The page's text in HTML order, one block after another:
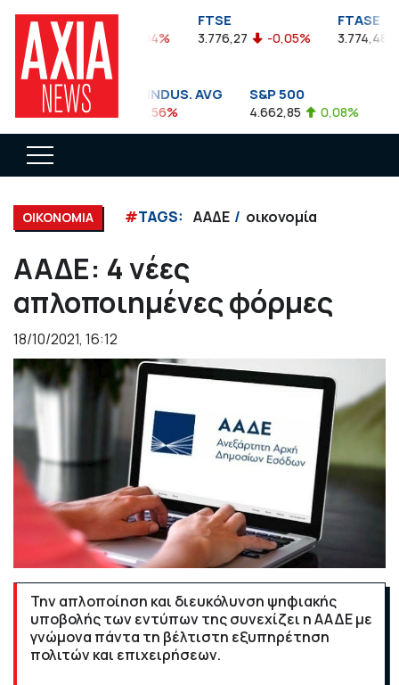
FTSEA
899,47 -0,04%
FTSE
3.776,27 -0,05%
FTASE
3.774,48
DOW JONES INDUS. AVG
35.911,81 -0,56%
S&P 500
4.662,85 0,08%
ΟΙΚΟΝΟΜΙΑ #TAGS: ΑΑΔΕ οικονομία
ΑΑΔΕ: 4 νέες
απλοποιημένες φόρμες
18/10/2021, 16:12
Την απλοποίηση και διευκόλυνση ψηφιακής
υποβολής των εντύπων της συνεχίζει η ΑΑΔΕ με
γνώμονα πάντα τη βέλτιστη εξυπηρέτηση
πολιτών και επιχειρήσεων.